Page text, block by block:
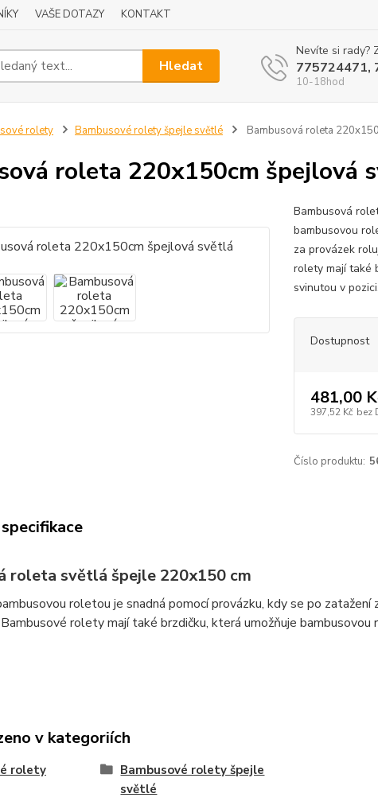
VAŠE DOTAZY KONTAKT
Hledat
Nevíte si rady?
775724471,
10-18hod
rolety Bambusové rolety špejle světlé Bambusová roleta
roleta 220x150cm špejlová
Bambusová
bambusovou
za provázek
rolety mají také
svinutou v
Dostupnost
481,00
397,52 Kč bez
Číslo produktu:
roleta světlá špejle 220x150 cm
roletou je snadná pomocí provázku, kdy se po zatažení
rolety mají také brzdičku, která umožňuje bambusovou
v kategoriích
rolety
Bambusové rolety špejle
světlé